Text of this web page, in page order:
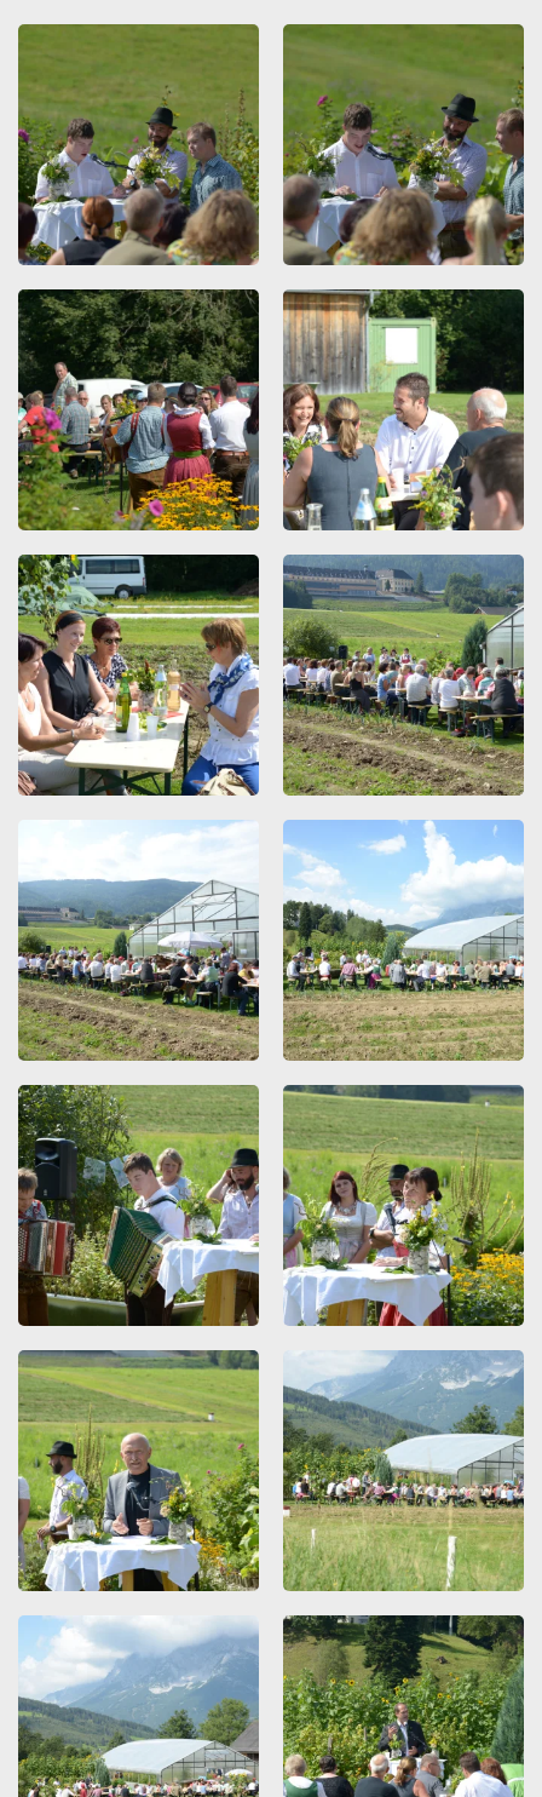
ZOOMEN ZOOMEN
ZOOMEN ZOOMEN
ZOOMEN ZOOMEN
ZOOMEN ZOOMEN
ZOOMEN ZOOMEN
ZOOMEN ZOOMEN
ZOOMEN ZOOMEN